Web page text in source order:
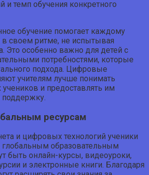
и темп обучения конкретного
обучение помогает каждому
в своем ритме, не испытывая
Это особенно важно для детей с
потребностями, которые
подхода. Цифровые
учителям лучше понимать
учеников и предоставлять им
ресурсам
и цифровых технологий ученики
глобальным образовательным
быть онлайн-курсы, видеоуроки,
и электронные книги. Благодаря